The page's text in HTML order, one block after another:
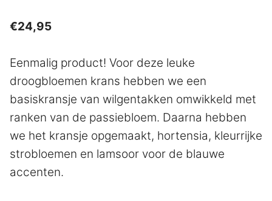
€24,95
Eenmalig product! Voor deze leuke
droogbloemen krans hebben we een
basiskransje van wilgentakken omwikkeld met
ranken van de passiebloem. Daarna hebben
we het kransje opgemaakt, hortensia, kleurrijke
strobloemen en lamsoor voor de blauwe
accenten.